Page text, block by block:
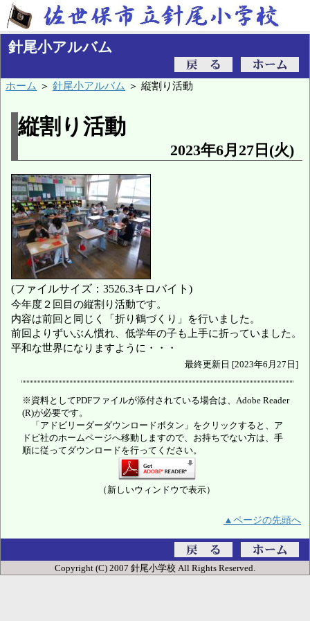
針尾小アルバム
ホーム ＞ 針尾小アルバム ＞ 縦割り活動
縦割り活動
2023年6月27日(火)
(ファイルサイズ：3526.3キロバイト)
今年度２回目の縦割り活動です。
内容は前回と同じく「折り鶴づくり」を行いました。
前回よりずいぶん慣れ、低学年の子も上手に折っていました。
平和な世界になりますように・・・
最終更新日 [2023年6月27日]
※資料としてPDFファイルが添付されている場合は、Adobe Reader
(R)が必要です。
「アドビリーダーダウンロードボタン」をクリックすると、ア
ドビ社のホームページへ移動しますので、お持ちでない方は、手
順に従ってダウンロードを行ってください。
（新しいウィンドウで表示）
▲ページの先頭へ
Copyright (C) 2007 針尾小学校 All Rights Reserved.